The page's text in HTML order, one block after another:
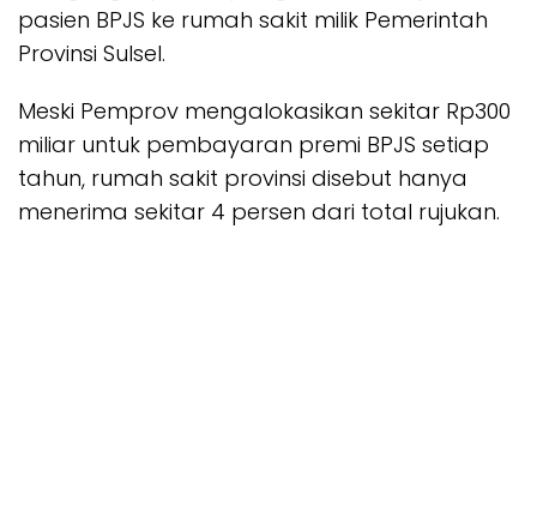
pasien BPJS ke rumah sakit milik Pemerintah
Provinsi Sulsel.
Meski Pemprov mengalokasikan sekitar Rp300
miliar untuk pembayaran premi BPJS setiap
tahun, rumah sakit provinsi disebut hanya
menerima sekitar 4 persen dari total rujukan.